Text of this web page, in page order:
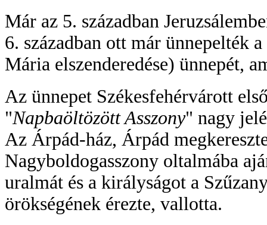
Már az 5. században
6. században ott már ünnepelték
Mária elszenderedése) ünnepét,
Az ünnepet Székesfehérvárott
"Napbaöltözött Asszony" nagy
Az Árpád-ház, Árpád
Nagyboldogasszony oltalmába
uralmát és a királyságot a
örökségének érezte, vallotta.